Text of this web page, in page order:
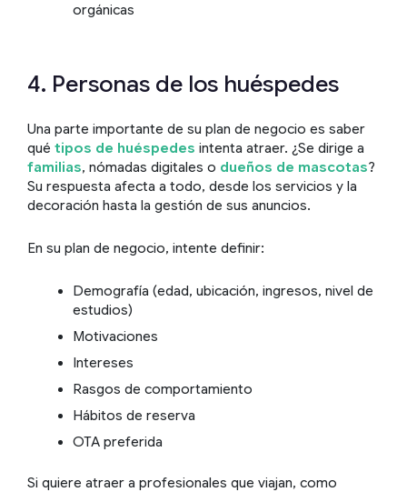
orgánicas
4. Personas de los huéspedes
Una parte importante de su plan de negocio es saber
qué tipos de huéspedes intenta atraer. ¿Se dirige a
familias, nómadas digitales o dueños de mascotas?
Su respuesta afecta a todo, desde los servicios y la
decoración hasta la gestión de sus anuncios.
En su plan de negocio, intente definir:
Demografía (edad, ubicación, ingresos, nivel de
estudios)
Motivaciones
Intereses
Rasgos de comportamiento
Hábitos de reserva
OTA preferida
Si quiere atraer a profesionales que viajan, como